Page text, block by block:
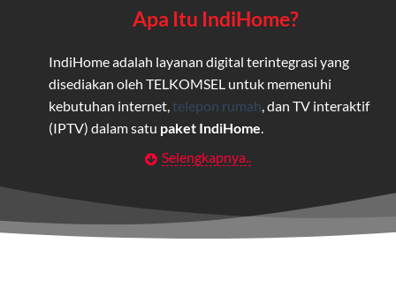
Apa Itu IndiHome?
IndiHome adalah layanan digital terintegrasi yang
disediakan oleh TELKOMSEL untuk memenuhi
kebutuhan internet, telepon rumah , dan TV interaktif
(IPTV) dalam satu paket IndiHome
Layanan Wifi Indihome ini dirancang untuk
maupun individu yang membutuhkan konektivitas dan
hiburan berkualitas tinggi.
Selengkapnya..